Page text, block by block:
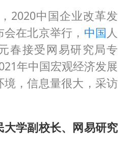
朱雨玲晋级WTT横滨冠军赛女单八强
国蔬菜之乡”最高温达41.8℃
之约 相约未来
2020中国企业改革发
在北京举行， 中国人
春接受网易研究局专
年中国宏观经济发展
，信息量很大，采访
大学副校长、网易研究